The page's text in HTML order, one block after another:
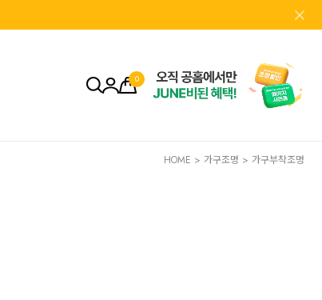
0
HOME > 가구조명 > 가구부착조명